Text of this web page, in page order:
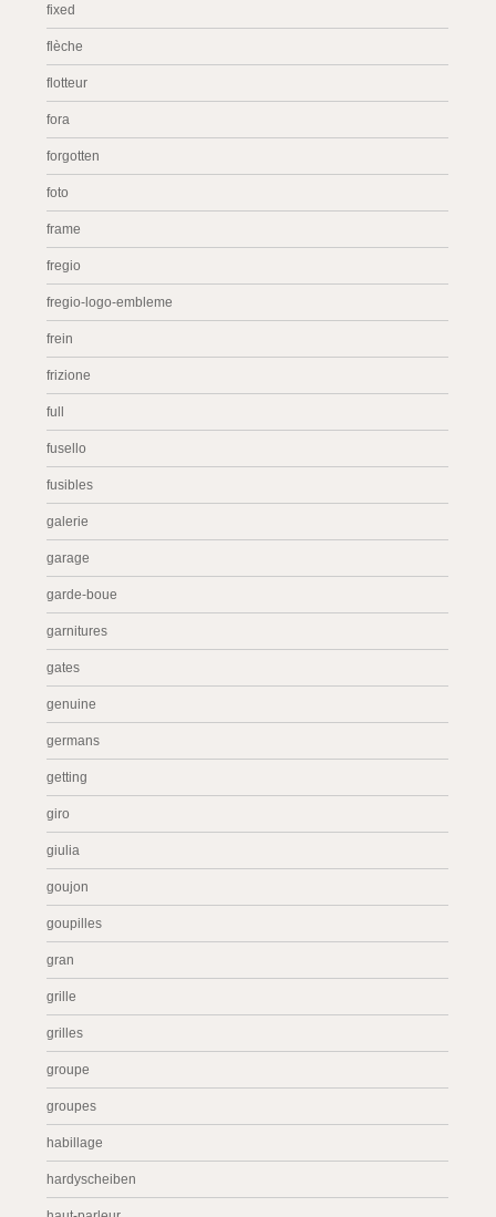
fixed
flèche
flotteur
fora
forgotten
foto
frame
fregio
fregio-logo-embleme
frein
frizione
full
fusello
fusibles
galerie
garage
garde-boue
garnitures
gates
genuine
germans
getting
giro
giulia
goujon
goupilles
gran
grille
grilles
groupe
groupes
habillage
hardyscheiben